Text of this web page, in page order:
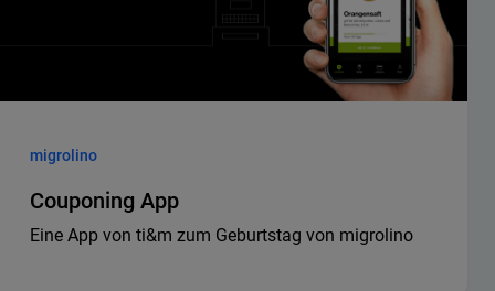
migrolino
Couponing App
Eine App von ti&m zum Geburtstag von migrolino